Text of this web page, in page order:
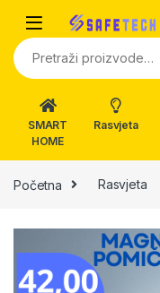
Pretraži:
SMART
HOME
Rasvjeta
Početna Rasvjeta